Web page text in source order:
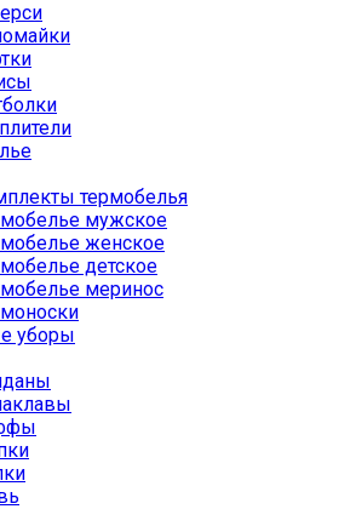
термобелья
мужское
женское
детское
меринос
уборы